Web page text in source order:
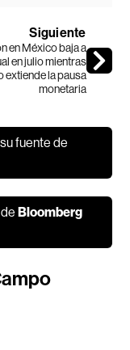
Siguiente
en México baja a
en julio mientras
extiende la pausa
monetaria
fuente de
Bloomberg